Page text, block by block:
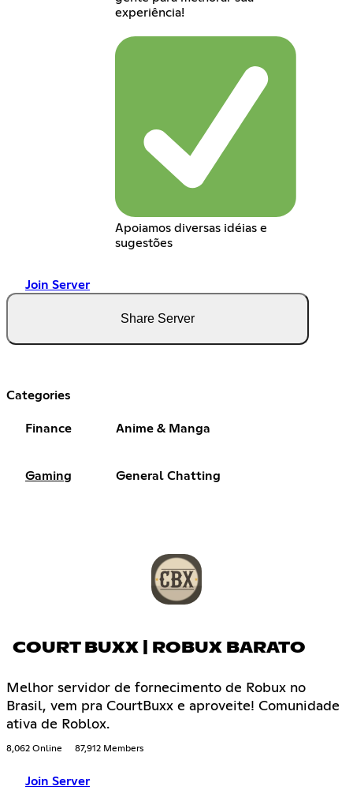
experiência!
Apoiamos diversas idéias e
sugestões
Join Server
Share Server
Categories
Finance Anime & Manga
Gaming General Chatting
COURT BUXX | ROBUX BARATO
Melhor servidor de fornecimento de Robux no
Brasil, vem pra CourtBuxx e aproveite! Comunidade
ativa de Roblox.
8,062 Online 87,912 Members
Join Server